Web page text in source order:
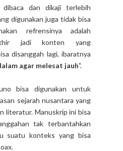
dan dikaji terlebih
digunakan juga tidak bisa
refrensinya adalah
jadi konten yang
disanggah lagi, ibaratnya
agar melesat jauh".
bisa digunakan untuk
sejarah nusantara yang
literatur. Manuskrip ini bisa
tak terbantahkan
suatu konteks yang bisa